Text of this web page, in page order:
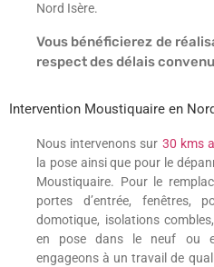
Nord Isère.
Vous bénéficierez de
respect des délais
Intervention Moustiquaire en
Nous intervenons sur 30 kms
la pose ainsi que pour le
Moustiquaire. Pour le
portes d’entrée, fenêtres,
domotique, isolations
en pose dans le neuf ou
engageons à un travail de